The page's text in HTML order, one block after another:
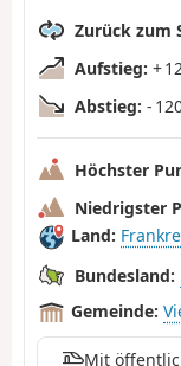
Zurück zum
Aufstieg: +
Abstieg: -
Höchster
Niedrigster
Land:
Bundesland:
Gemeinde:
Mit